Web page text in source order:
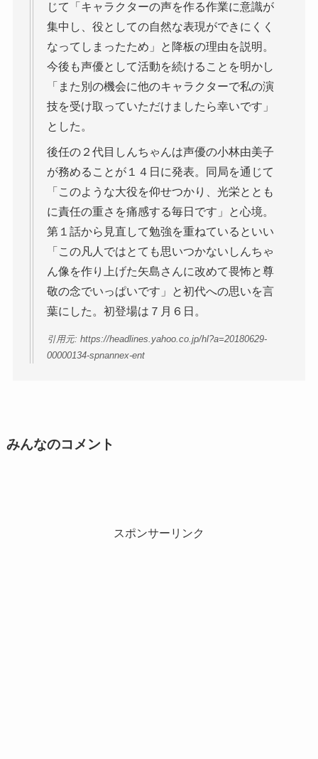
じて「キャラクターの声を作る作業に意識が
集中し、役としての自然な表現ができにくく
なってしまったため」と降板の理由を説明。
今後も声優として活動を続けることを明かし
「また別の機会に他のキャラクターで私の演
技を受け取っていただけましたら幸いです」
とした。
後任の２代目しんちゃんは声優の小林由美子
が務めることが１４日に発表。同局を通じて
「このような大役を仰せつかり、光栄ととも
に責任の重さを痛感する毎日です」と心境。
第１話から見直して勉強を重ねているといい
「この凡人ではとても思いつかないしんちゃ
ん像を作り上げた矢島さんに改めて畏怖と尊
敬の念でいっぱいです」と初代への思いを言
葉にした。初登場は７月６日。
引用元: https://headlines.yahoo.co.jp/hl?a=20180629-
00000134-spnannex-ent
みんなのコメント
スポンサーリンク